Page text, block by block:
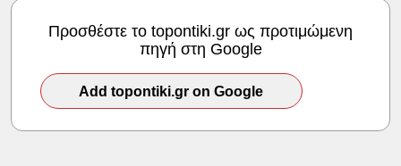
Προσθέστε το topontiki.gr ως προτιμώμενη
πηγή στη Google
Add topontiki.gr on Google